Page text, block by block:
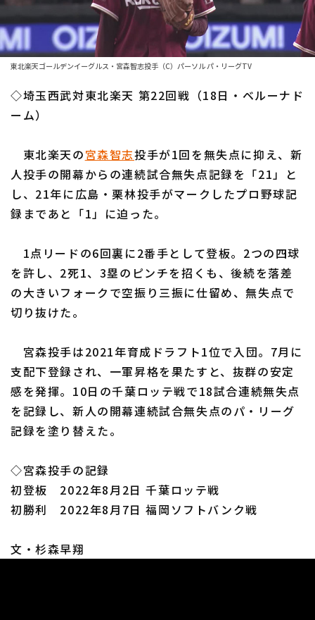
1軍公式戦
ファーム東地区
選手名鑑
選手名鑑トップ
北海道日本ハムファイターズ
埼玉西武ライオンズ
千葉ロッテマリーンズ
オリックス・バファローズ
福岡ソフトバンクホークス
ニュース
設定
運営会社 （別ウィンドウで開く） よくある質問
東北楽天ゴールデンイーグルス・宮森智志投手（C）パーソル パ・リーグTV
◇埼玉西武対東北楽天 第22回戦（18日・ベルーナド
ーム）
東北楽天の宮森智志投手が1回を無失点に抑え、新
人投手の開幕からの連続試合無失点記録を「21」と
し、21年に広島・栗林投手がマークしたプロ野球記
録まであと「1」に迫った。
1点リードの6回裏に2番手として登板。2つの四球
を許し、2死1、3塁のピンチを招くも、後続を落差
の大きいフォークで空振り三振に仕留め、無失点で
切り抜けた。
宮森投手は2021年育成ドラフト1位で入団。7月に
支配下登録され、一軍昇格を果たすと、抜群の安定
感を発揮。10日の千葉ロッテ戦で18試合連続無失点
を記録し、新人の開幕連続試合無失点のパ・リーグ
記録を塗り替えた。
◇宮森投手の記録
初登板 2022年8月2日 千葉ロッテ戦
初勝利 2022年8月7日 福岡ソフトバンク戦
文・杉森早翔